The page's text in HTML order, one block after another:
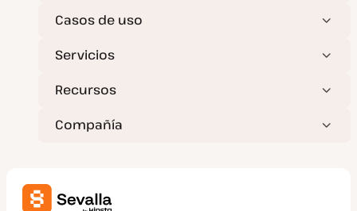
Casos de uso
Servicios
Recursos
Compañía